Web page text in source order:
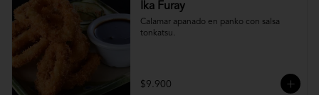
Ika Furay
Calamar apanado en panko con salsa
tonkatsu.
$9.900